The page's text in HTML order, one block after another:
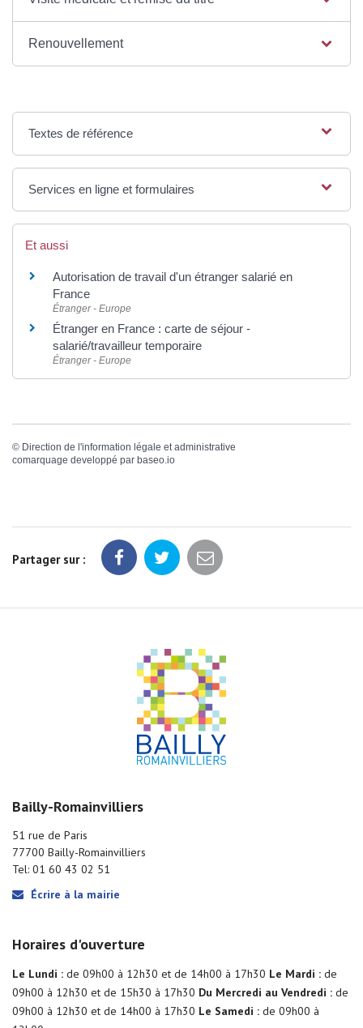
Renouvellement
Textes de référence
Services en ligne et formulaires
Et aussi
Autorisation de travail d'un étranger salarié en
France
Étranger - Europe
Étranger en France : carte de séjour -
salarié/travailleur temporaire
Étranger - Europe
© Direction de l'information légale et administrative
comarquage developpé par baseo.io
Partager sur :
Bailly-Romainvilliers
51 rue de Paris
77700 Bailly-Romainvilliers
Tel: 01 60 43 02 51
Écrire à la mairie
Horaires d'ouverture
Le Lundi : de 09h00 à 12h30 et de 14h00 à 17h30 Le Mardi : de
09h00 à 12h30 et de 15h30 à 17h30 Du Mercredi au Vendredi : de
09h00 à 12h30 et de 14h00 à 17h30 Le Samedi : de 09h00 à